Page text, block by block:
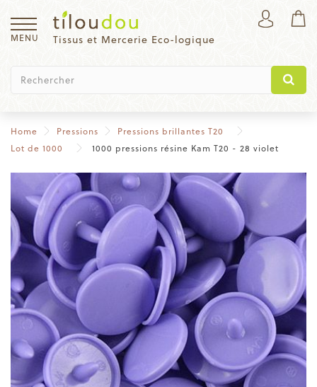
Tissus et Mercerie Eco-logique
MENU
Home Pressions
Pressions brillantes T20
Lot de 1000
1000 pressions résine Kam T20 - 28 violet